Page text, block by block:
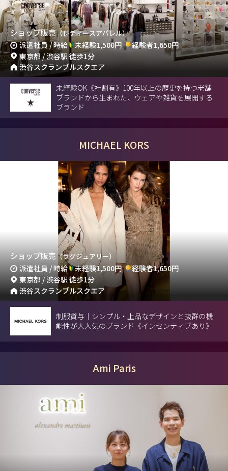
ショップ販売（レディースアパレル）
派遣社員 / 時給 未経験1,500円
経験者1,650円
東京都 / 渋谷駅 徒歩1分
渋谷スクランブルスクエア
未経験OK《社割有》100年以上の歴史を持つ老舗
ブランドから生まれた、ウェアや雑貨を展開する
ブランド
MICHAEL KORS
ショップ販売 （ラグジュアリー）
派遣社員 / 時給 未経験1,500円
経験者1,650円
東京都 / 渋谷駅 徒歩1分
渋谷スクランブルスクエア
制服貸与｜シンプル・上品なデザインと抜群の機
能性が大人気のブランド《インセンティブあり》
Ami Paris